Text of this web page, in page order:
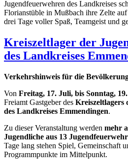
Jugendfeuerwehren des Landkreises
Florianstüble in Mußbach ihre Zelte
drei Tage voller Spaß, Teamgeist und
Kreiszeltlager der
des Landkreises
Verkehrshinweis für die
Von Freitag, 17. Juli, bis Sonntag,
Freiamt Gastgeber des Kreiszeltlagers
des Landkreises Emmendingen.
Zu dieser Veranstaltung werden mehr
Jugendliche aus 13
Tage lang stehen Spiel, Gemeinschaft
Programmpunkte im Mittelpunkt.